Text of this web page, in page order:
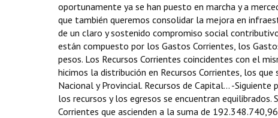
oportunamente ya se han puesto en marcha y a
que también queremos consolidar la mejora en
de un claro y sostenido compromiso social
están compuesto por los Gastos Corrientes, los
pesos. Los Recursos Corrientes coincidentes con el
hicimos la distribución en Recursos Corrientes, los que
Nacional y Provincial. Recursos de Capital... -
los recursos y los egresos se encuentran
Corrientes que ascienden a la suma de